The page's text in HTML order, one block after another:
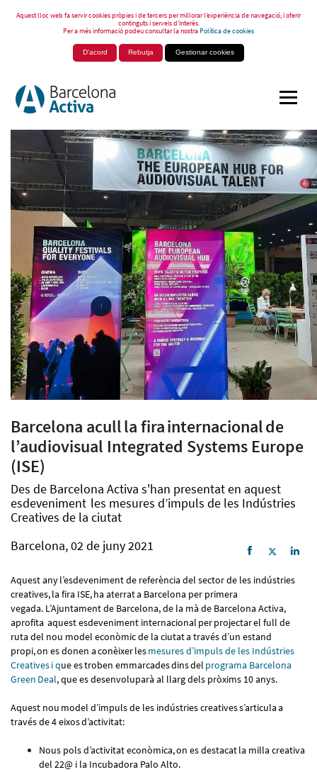
Aquest lloc web fa servir cookies pròpies i de tercers per millorar l’experiència de navegació, i oferir
continguts i serveis d’interès.
Per a més informació podeu consultar la nostraPolítica de cookies
D'acord Rebutja Gestionar cookies
Barcelona acull la fira internacional de
l’audiovisual Integrated Systems Europe
(ISE)
Des de Barcelona Activa s'han presentat en aquest
esdeveniment les mesures d’impuls de les Indústries
Creatives de la ciutat
Barcelona, 02 de juny 2021
Aquest any l’esdeveniment de referència del sector de les indústries
creatives, la fira ISE, ha aterrat a Barcelona per primera
vegada. L’Ajuntament de Barcelona, de la mà de Barcelona Activa,
aprofita aquest esdeveniment internacional per projectar el full de
ruta del nou model econòmic de la ciutat a través d’un estand
propi, on es donen a conèixer lesmesures d’impuls de les Indústries
Creatives i que es troben emmarcades dins del programa Barcelona
Green Deal, que es desenvoluparà al llarg dels pròxims 10 anys.
Aquest nou model d’impuls de les indústries creatives s’articula a
través de 4 eixos d’activitat:
Nous pols d’activitat econòmica, on es destacat la milla creativa
del 22@ i la Incubadora Palo Alto.